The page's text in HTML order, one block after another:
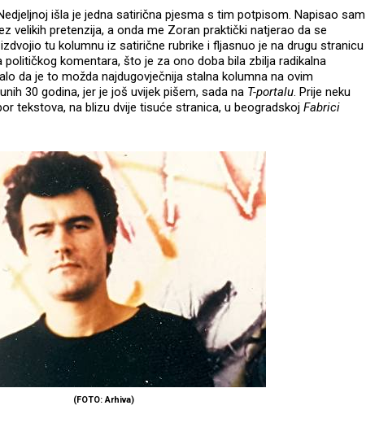
išla je jedna satirična pjesma s tim potpisom. Napisao sam
velikih pretenzija, a onda me Zoran praktički natjerao da se
tu kolumnu iz satirične rubrike i fljasnuo je na drugu stranicu
komentara, što je za ono doba bila zbilja radikalna
da je to možda najdugovječnija stalna kolumna na ovim
30 godina, jer je još uvijek pišem, sada na T-portalu. Prije neku
tekstova, na blizu dvije tisuće stranica, u beogradskoj Fabrici
(FOTO: Arhiva)